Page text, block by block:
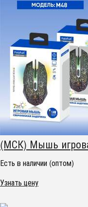
(МСК) Мышь
Есть в наличии (оптом)
Узнать цену